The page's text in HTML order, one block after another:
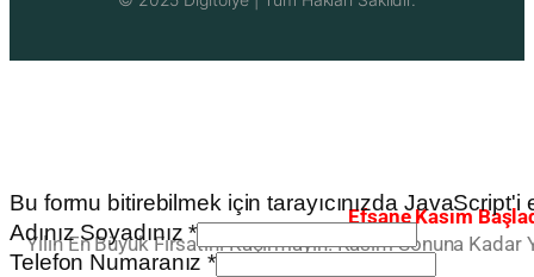
Efsane Kasım
Yılın En Büyük Fırsatını Kaçırmayın. Kasım Sonuna
Bu formu bitirebilmek için tarayıcınızda JavaScript'i
Adınız Soyadınız*
Telefon Numaranız*